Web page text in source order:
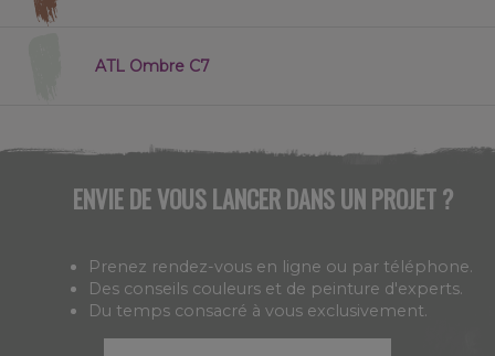
ATL Ombre C7
ENVIE DE VOUS LANCER DANS UN PROJET ?
Prenez rendez-vous en ligne ou par téléphone.
Des conseils couleurs et de peinture d'experts.
Du temps consacré à vous exclusivement.